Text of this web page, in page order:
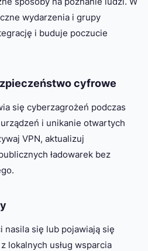
wydarzenia i grupy
i buduje poczucie
cyfrowe
się cyberzagrożeń podczas
i unikanie otwartych
VPN, aktualizuj
ładowarek bez
się lub pojawiają się
lokalnych usług wsparcia